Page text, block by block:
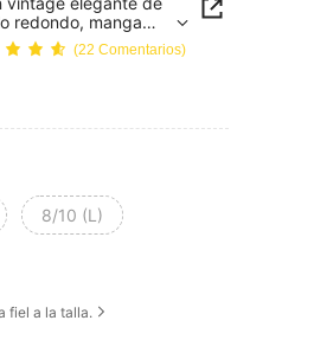
redondo, manga
uso diario, casual
festival de
(22 Comentarios)
8/10 (L)
fiel a la talla.